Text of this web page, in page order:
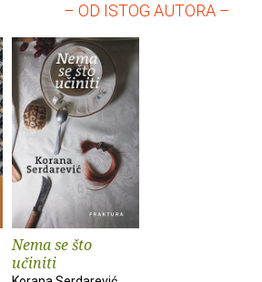
– OD ISTOG AUTORA –
Nema se što
učiniti